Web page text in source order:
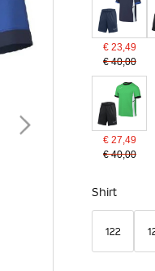
€ 23,49
€ 40,00
€ 27,49
€ 40,00
Shirt
122